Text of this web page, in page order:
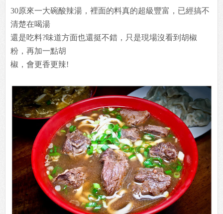
30原來一大碗酸辣湯，裡面的料真的超級豐富，已經搞不
清楚在喝湯
還是吃料?味道方面也還挺不錯，只是現場沒看到胡椒
粉，再加一點胡
椒，會更香更辣!